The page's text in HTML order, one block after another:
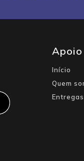
Início
Quem
Entregas